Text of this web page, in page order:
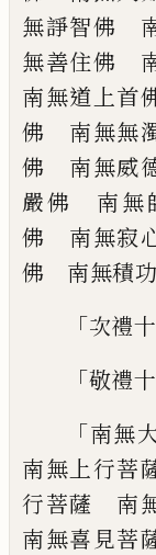
無諍智佛
無善住佛
南無道上
佛 南無無
佛 南無威
嚴佛 南無
佛 南無寂
佛 南無積
「次禮
「敬禮
「南無
南無 上行
行菩薩 南
南無喜見